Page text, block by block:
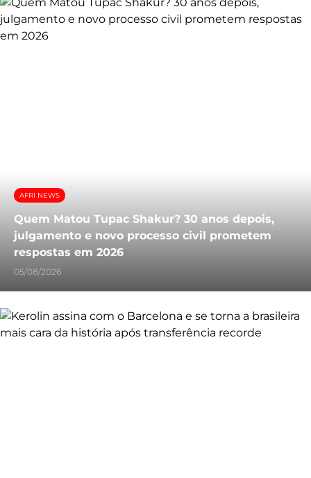
AFRI NEWS
Quem Matou Tupac Shakur? 30 anos depois,
julgamento e novo processo civil prometem
respostas em 2026
05/08/2026